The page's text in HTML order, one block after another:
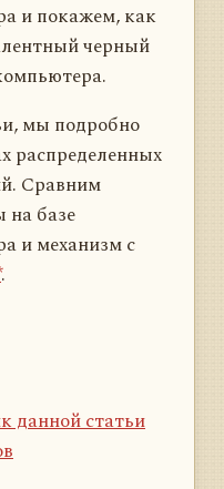
и покажем, как
черный
мы подробно
распределенных
Сравним
базе
и механизм с
.
данной статьи